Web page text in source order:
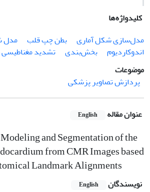
کلیدواژه‌ها
مدل‌سازی شکل آماری
بطن چپ قلب
مدل
اندوکاردیوم
بخش‌بندی تشدید
موضوعات
پردازش تصاویر پزشکی
عنوان مقاله English
and Segmentation of the
from CMR Images based
Landmark Alignments
نویسندگان English